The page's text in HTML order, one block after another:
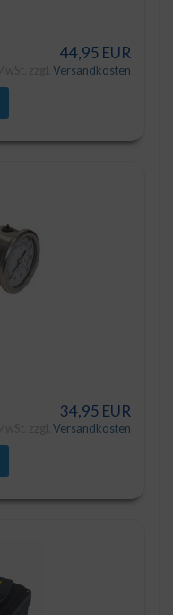
44,95 EUR
Versandkosten
34,95 EUR
Versandkosten